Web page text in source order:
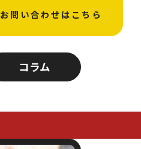
お問い合わせはこちら
コラム